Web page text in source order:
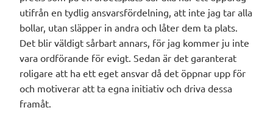
utifrån en tydlig ansvarsfördelning, att inte jag tar alla
bollar, utan släpper in andra och låter dem ta plats.
Det blir väldigt sårbart annars, för jag kommer ju inte
vara ordförande för evigt. Sedan är det garanterat
roligare att ha ett eget ansvar då det öppnar upp för
och motiverar att ta egna initiativ och driva dessa
framåt.